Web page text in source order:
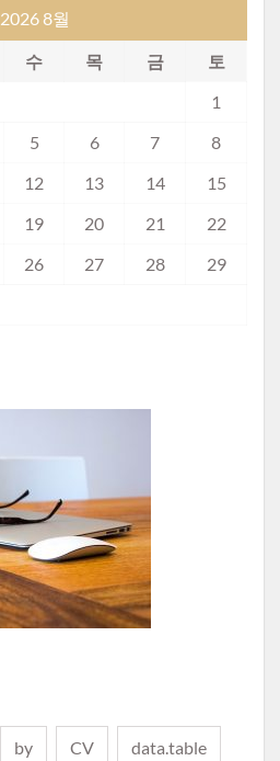
2026 8월
수 목 금
토
1
5 6 7
8
12 13 14
15
19 20 21
22
26 27 28
29
by CV data.table